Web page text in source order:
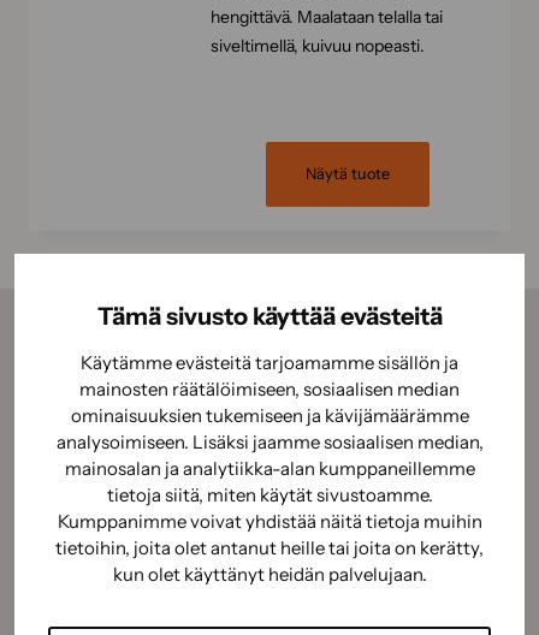
Tämä sivusto käyttää evästeitä
Käytämme evästeitä tarjoamamme sisällön ja
mainosten räätälöimiseen, sosiaalisen median
ominaisuuksien tukemiseen ja kävijämäärämme
analysoimiseen. Lisäksi jaamme sosiaalisen median,
mainosalan ja analytiikka-alan kumppaneillemme
tietoja siitä, miten käytät sivustoamme.
Kumppanimme voivat yhdistää näitä tietoja muihin
tietoihin, joita olet antanut heille tai joita on kerätty,
kun olet käyttänyt heidän palvelujaan.
hengittävä. Maalataan telalla tai
siveltimellä, kuivuu nopeasti.
Näytä tuote
Tilaamalla uutiskirjeemme saat kauden parhaat
vinkit, ohjeet ja tarjoukset suoraan sähköpostiisi.
Sähköposti
(Pakollinen)
Suostumus (Pakollinen)
Hyväksyn tietojeni käyttämisentietosuojaselosteen
mukaisesti. (Pakollinen)
CAPTCHA